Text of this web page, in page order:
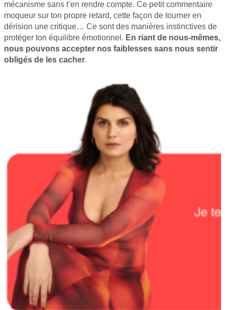
mécanisme sans t’en rendre compte. Ce petit commentaire
moqueur sur ton propre retard, cette façon de tourner en
dérision une critique… Ce sont des manières instinctives de
protéger ton équilibre émotionnel. En riant de nous-mêmes,
nous pouvons accepter nos faiblesses sans nous sentir
obligés de les cacher